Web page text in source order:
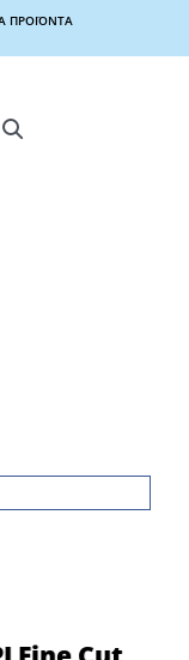
ΠΡΟΪΟΝΤΑ